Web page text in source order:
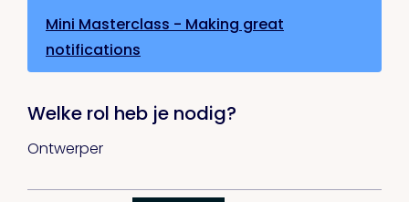
Mini Masterclass - Making great
notifications
Welke rol heb je nodig?
Ontwerper